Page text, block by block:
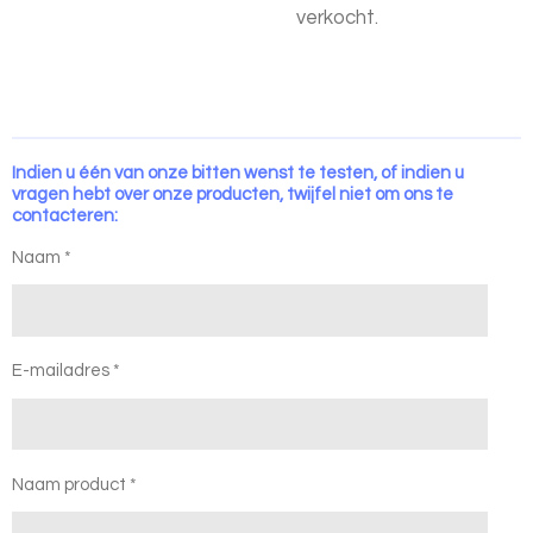
verkocht.
Indien u één van onze bitten wenst te testen, of indien u
vragen hebt over onze producten, twijfel niet om ons te
contacteren:
Naam *
E-mailadres *
Naam product *